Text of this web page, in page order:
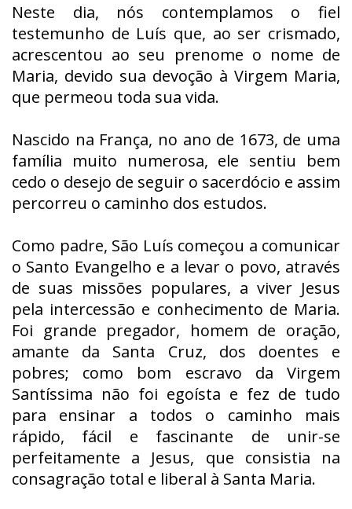
Neste dia, nós contemplamos o fiel
testemunho de Luís que, ao ser crismado,
acrescentou ao seu prenome o nome de
Maria, devido sua devoção à Virgem Maria,
que permeou toda sua vida.
Nascido na França, no ano de 1673, de uma
família muito numerosa, ele sentiu bem
cedo o desejo de seguir o sacerdócio e assim
percorreu o caminho dos estudos.
Como padre, São Luís começou a comunicar
o Santo Evangelho e a levar o povo, através
de suas missões populares, a viver Jesus
pela intercessão e conhecimento de Maria.
Foi grande pregador, homem de oração,
amante da Santa Cruz, dos doentes e
pobres; como bom escravo da Virgem
Santíssima não foi egoísta e fez de tudo
para ensinar a todos o caminho mais
rápido, fácil e fascinante de unir-se
perfeitamente a Jesus, que consistia na
consagração total e liberal à Santa Maria.